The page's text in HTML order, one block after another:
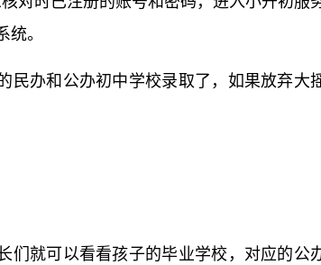
。
民办和公办初中学校录取了，如果放弃大
们就可以看看孩子的毕业学校，对应的公